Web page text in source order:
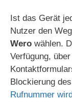
Ist das Gerät
Nutzer den
Wero wählen.
Verfügung,
Blockierung
Rufnummer